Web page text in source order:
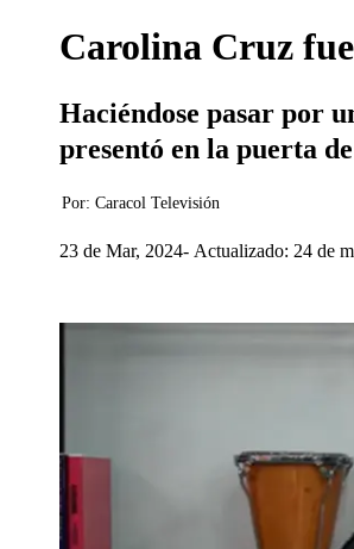
Carolina Cruz
Haciéndose pasar por
presentó en la puerta
Por: Caracol Televisión
23 de Mar, 2024 Actualizado: 24 de